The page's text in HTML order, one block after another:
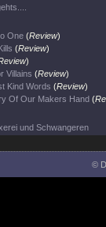
One (Review)
(Review)
)
Villains (Review)
Kind Words (Review)
Of Our Makers Hand (
und Schwangeren
©